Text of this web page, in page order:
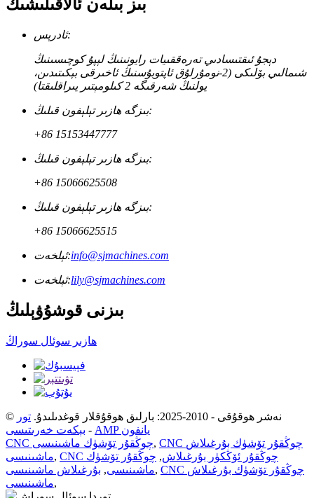
بىز بىلەن ئالاقىلىشىڭ
ئادرېس:
دېجۇ ئىقتىسادىي تەرەققىيات رايونىنىڭ لېپۇ كوچىسىنىڭ
شىمالىي بۆلىكى (2-نومۇرلۇق ئاپتوبۇسنىڭ ئاخىرقى بېكىتىدىن،
يولنىڭ شەرقىگە 2 كىلومېتىر يىراقلىقتا)
بىزگە ھازىر تېلېفون قىلىڭ:
+86 15153447777
بىزگە ھازىر تېلېفون قىلىڭ:
+86 15066625508
بىزگە ھازىر تېلېفون قىلىڭ:
+86 15066625515
ئېلخەت:info@sjmachines.com
ئېلخەت:lily@sjmachines.com
بىزنى قوشۇۋېلىڭ
ھازىر سوئال سوراڭ
© نەشر ھوقۇقى - 2010-2025: بارلىق ھوقۇقلار قوغدىلىدۇ.
تور
بېكەت خەرىتىسى -
AMP يانفون
CNC چوڭقۇر تۆشۈك ماشىنىسى, CNC چوڭقۇر تۆشۈك بۇرغىلاش
ماشىنىسى, CNC چوڭقۇر ئۆڭكۈر بۇرغىلاش, چوڭقۇر تۆشۈك
ماشىنىسى, بۇرغىلاش ماشىنىسى , CNC چوڭقۇر تۆشۈك بۇرغىلاش
ماشىنىسى,